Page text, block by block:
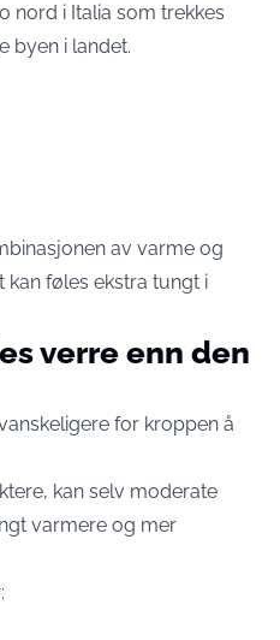
nord i Italia som trekkes
byen i landet.
av varme og
føles ekstra tungt i
verre enn den
for kroppen å
kan selv moderate
varmere og mer